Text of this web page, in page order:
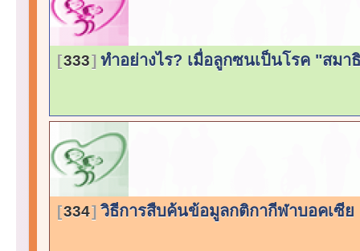
333 ทำอย่างไร? เมื่อลูกซนเป็นโรค "สม
334 วิธีการสืบค้นข้อมูลกติกากีฬาบอคเซี